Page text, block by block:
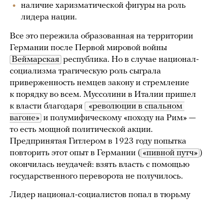
наличие харизматической фигуры на роль
лидера нации.
Все это пережила образованная на территории
Германии после Первой мировой войны
Веймарская республика. Но в случае национал-
социализма трагическую роль сыграла
приверженность немцев закону и стремление
к порядку во всем. Муссолини в Италии пришел
к власти благодаря
«революции в спальном
вагоне» и полумифическому «походу на Рим» —
то есть мощной политической акции.
Предпринятая Гитлером в 1923 году попытка
повторить этот опыт в Германии ( «пивной путч» )
окончилась неудачей: взять власть с помощью
государственного переворота не получилось.
Лидер национал-социалистов попал в тюрьму